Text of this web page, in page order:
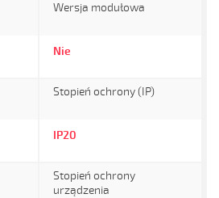
Wersja modułowa
Nie
Stopień ochrony (IP)
IP20
Stopień ochrony
urządzenia